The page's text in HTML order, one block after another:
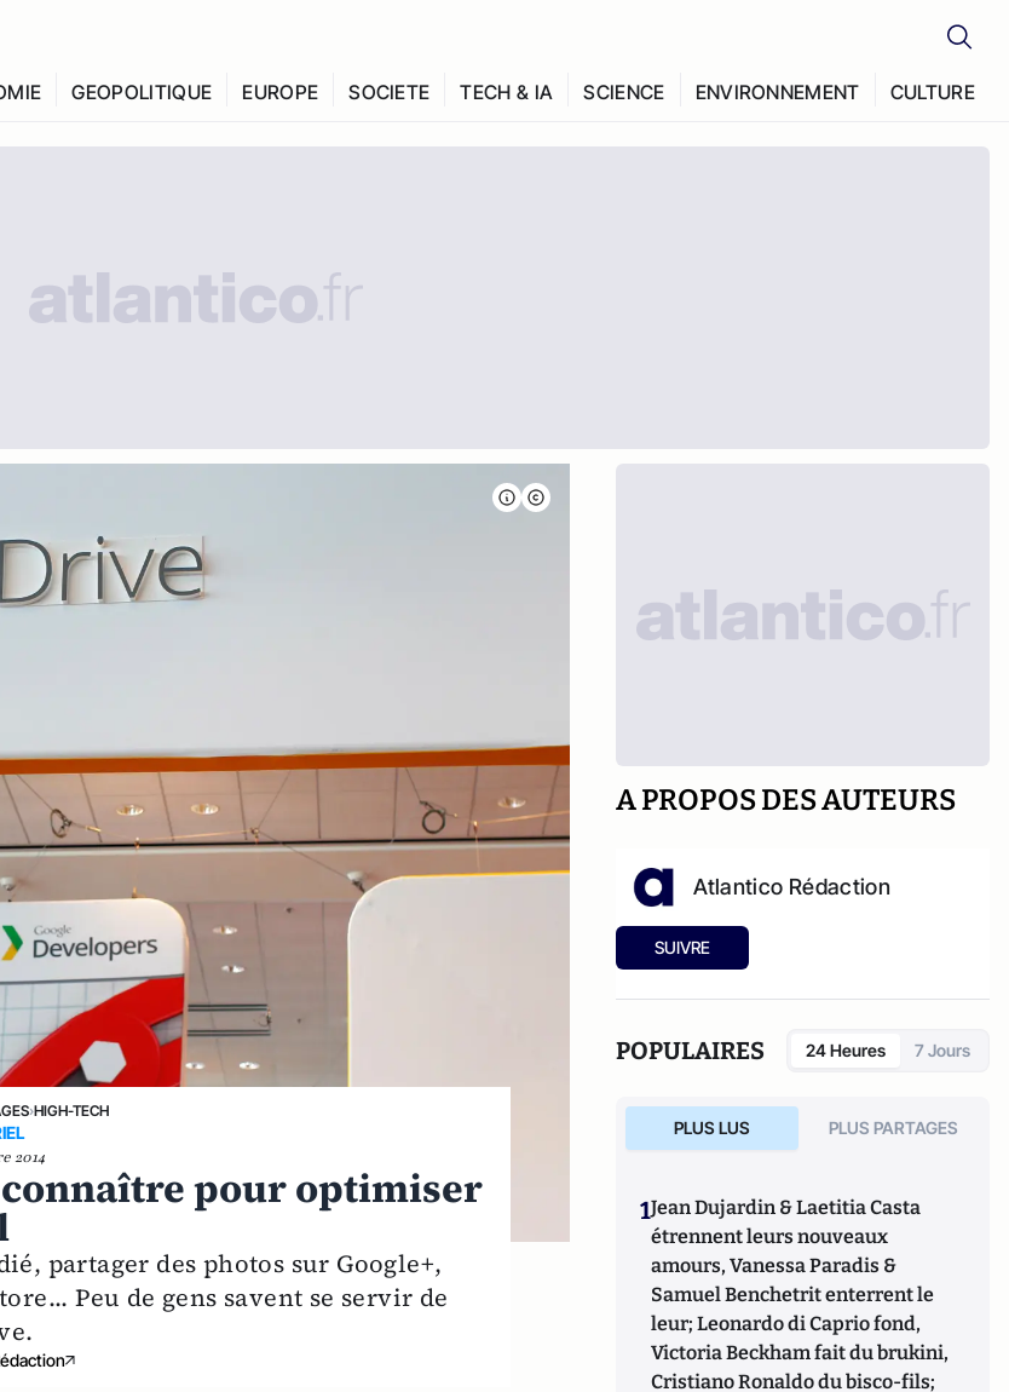
GEOPOLITIQUE EUROPE SOCIETE TECH & IA SCIENCE ENVIRONNEMENT CULTURE
›HIGH-TECH
2014
connaître pour optimiser
partager des photos sur Google+,
Peu de gens savent se servir de
A PROPOS DES AUTEURS
Atlantico Rédaction
SUIVRE
POPULAIRES 24 Heures 7 Jours
PLUS LUS PLUS PARTAGES
1Jean Dujardin & Laetitia Casta
étrennent leurs nouveaux
amours, Vanessa Paradis &
Samuel Benchetrit enterrent le
leur; Leonardo di Caprio fond,
Victoria Beckham fait du brukini,
Cristiano Ronaldo du bisco-fils;